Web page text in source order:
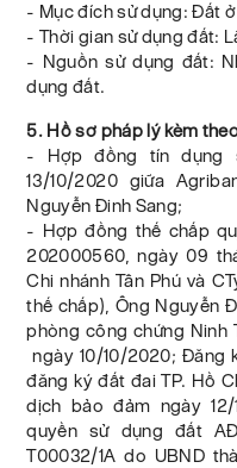
- Mục đích sử dụng: Đất
- Thời gian sử dụng đất:
- Nguồn sử dụng đất:
dụng đất.
5. Hồ sơ pháp lý kèm
- Hợp đồng tín dụng
13/10/2020 giữa
Nguyễn Đinh Sang;
- Hợp đồng thế chấp
202000560, ngày 09
Chi nhánh Tân Phú và
thế chấp), Ông Nguyễn
phòng công chứng Ninh
ngày 10/10/2020;
đăng ký đất đai TP. Hồ
dịch bảo đảm ngày
quyền sử dụng đất
T00032/1A do UBND